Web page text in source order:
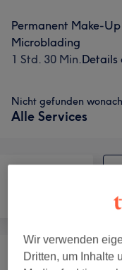
Permanent Make-
Microblading
1 Std. 30 Min.Details
Nicht gefunden
Alle Services
Wir verwenden
Dritten, um Inhalte